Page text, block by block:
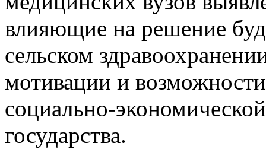
влияющие на решение
сельском
мотивации и
социально-
государства.